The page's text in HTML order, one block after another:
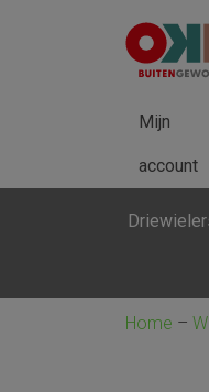
Mijn
account
Home –